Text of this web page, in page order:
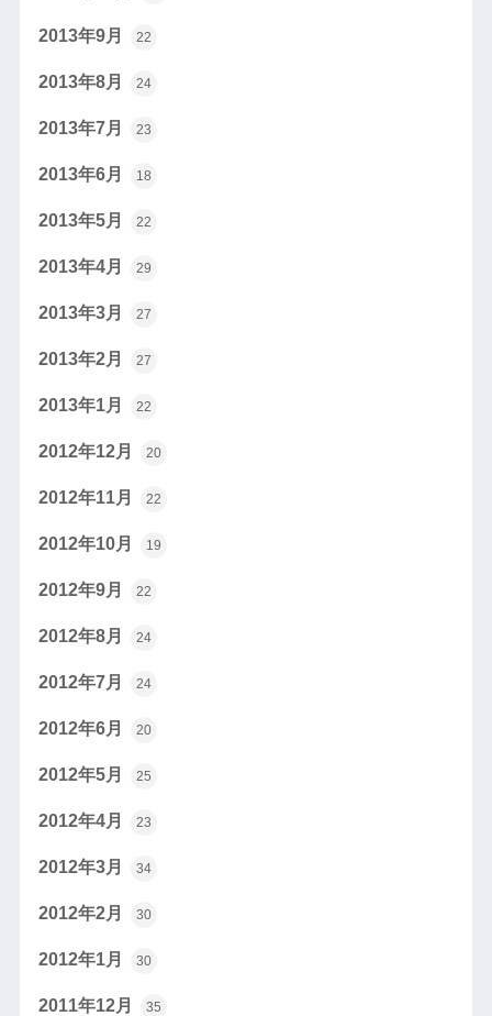
2013年9月 22
2013年8月 24
2013年7月 23
2013年6月 18
2013年5月 22
2013年4月 29
2013年3月 27
2013年2月 27
2013年1月 22
2012年12月 20
2012年11月 22
2012年10月 19
2012年9月 22
2012年8月 24
2012年7月 24
2012年6月 20
2012年5月 25
2012年4月 23
2012年3月 34
2012年2月 30
2012年1月 30
2011年12月 35